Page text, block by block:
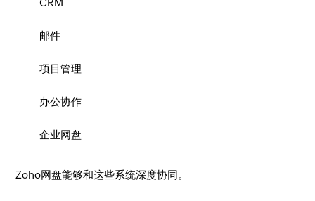
CRM
邮件
项目管理
办公协作
企业网盘
Zoho网盘能够和这些系统深度协同。